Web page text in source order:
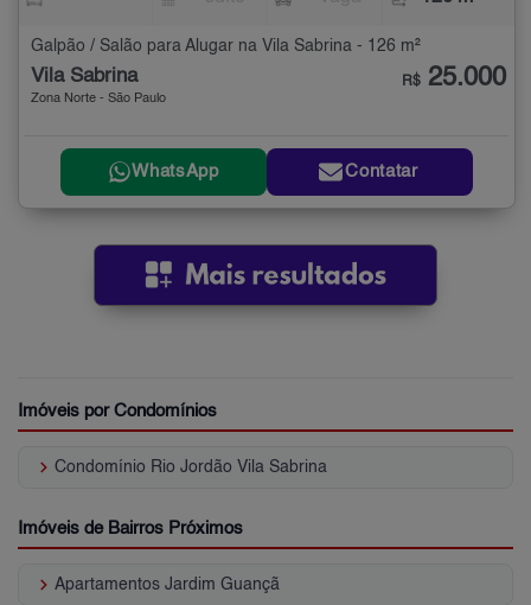
Galpão / Salão para Alugar na Vila Sabrina - 126 m²
Vila Sabrina
Zona Norte - São Paulo
R$ 25.000
WhatsApp Contatar
Imóveis por Condomínios
keyboard_arrow_right Condomínio Rio Jordão Vila Sabrina
Imóveis de Bairros Próximos
keyboard_arrow_right Apartamentos Jardim Guançã